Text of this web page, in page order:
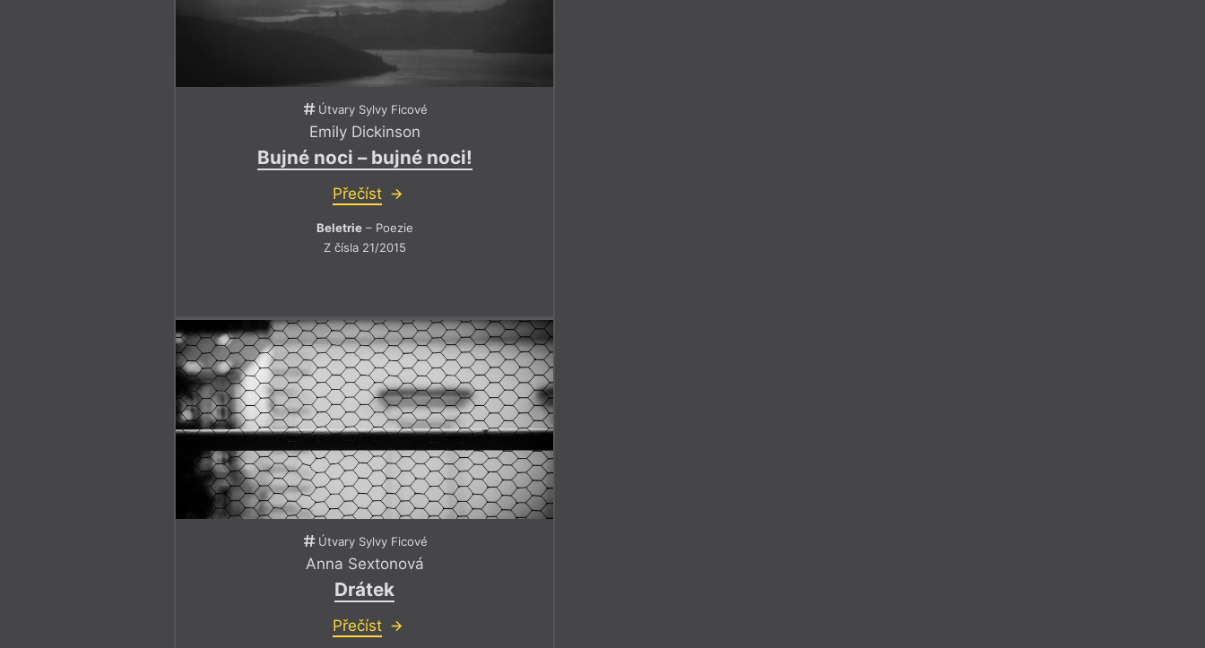
Útvary Sylvy Ficové
Emily Dickinson
Bujné noci – bujné noci!
Přečíst
Beletrie– Poezie
Z čísla 21/2015
Útvary Sylvy Ficové
Anna Sextonová
Drátek
Přečíst